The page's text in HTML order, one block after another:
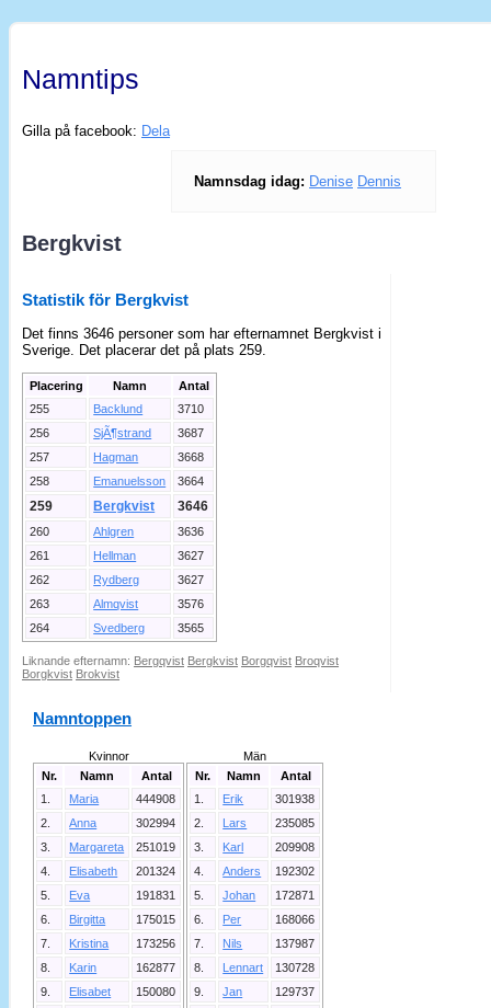
Namntips
Gilla på facebook: Dela
Namnsdag idag: Denise Dennis
Bergkvist
Statistik för Bergkvist
Det finns 3646 personer som har efternamnet Bergkvist i
Sverige. Det placerar det på plats 259.
Placering Namn
Antal
255
Backlund
3710
256
SjÃ¶strand
3687
257
Hagman
3668
258
Emanuelsson 3664
259 Bergkvist 3646
260 Ahlgren
3636
261
Hellman
3627
262
Rydberg
3627
263
Almqvist
3576
264
Svedberg 3565
Liknande efternamn: Bergqvist Bergkvist Borgqvist Broqvist
Borgkvist Brokvist
Namntoppen
Kvinnor
Nr.
Namn
Antal
1.
Maria
444908
2.
Anna
302994
3.
Margareta
251019
4.
Elisabeth
201324
5.
Eva
191831
6.
Birgitta
175015
7.
Kristina
173256
8.
Karin
162877
9.
Elisabet
150080
Män
Nr.
Namn
Antal
1.
Erik
301938
2.
Lars
235085
3.
Karl
209908
4.
Anders
192302
5.
Johan
172871
6.
Per
168066
7.
Nils
137987
8.
Lennart
130728
9.
Jan
129737